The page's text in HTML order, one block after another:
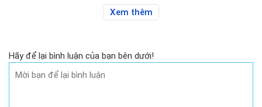
Xem thêm
Hãy để lại bình luận của bạn bên dưới!